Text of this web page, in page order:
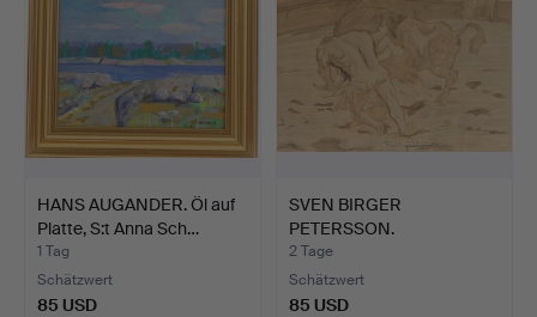
HANS AUGANDER. Öl auf
Platte, S:t Anna Sch…
1 Tag
Schätzwert
85 USD
SVEN BIRGER
PETERSSON.
Mischtechnik, signi…
2 Tage
Schätzwert
85 USD